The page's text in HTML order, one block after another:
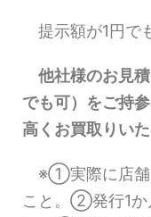
提示額が1円で
他社様のお見
でも可）をご持
高くお買取りい
※①実際に店舗
こと。②発行1か